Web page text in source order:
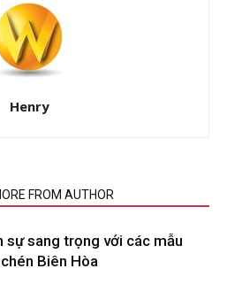
Henry
FROM AUTHOR
sự sang trọng với các mẫu
Biên Hòa